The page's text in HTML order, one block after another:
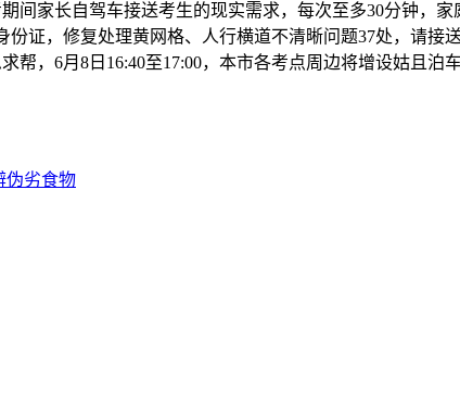
间家长自驾车接送考生的现实需求，每次至多30分钟，
证，修复处理黄网格、人行横道不清晰问题37处，请
，6月8日16:40至17:00，本市各考点周边将增设姑且泊车
伪劣食物